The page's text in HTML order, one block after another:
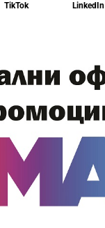
TikTok LinkedIn